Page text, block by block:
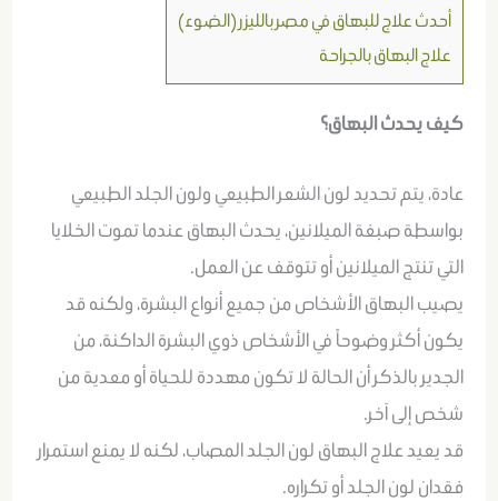
أحدث علاج للبهاق في مصر بالليزر (الضوء)
علاج البهاق بالجراحة
كيف يحدث البهاق؟
عادة، يتم تحديد لون الشعر الطبيعي ولون الجلد الطبيعي
بواسطة صبغة الميلانين، يحدث البهاق عندما تموت الخلايا
التي تنتج الميلانين أو تتوقف عن العمل.
يصيب البهاق الأشخاص من جميع أنواع البشرة، ولكنه قد
يكون أكثر وضوحاً في الأشخاص ذوي البشرة الداكنة، من
الجدير بالذكر أن الحالة لا تكون مهددة للحياة أو معدية من
شخص إلى آخر.
قد يعيد علاج البهاق لون الجلد المصاب، لكنه لا يمنع استمرار
فقدان لون الجلد أو تكراره.